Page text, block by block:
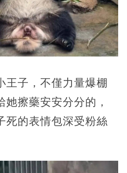
王子，不僅力量爆棚
擦藥安安分分的，
死的表情包深受粉絲